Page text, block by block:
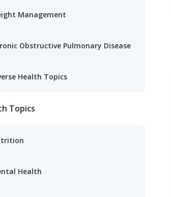
Management
Obstructive Pulmonary Disease
Health Topics
Topics
Health